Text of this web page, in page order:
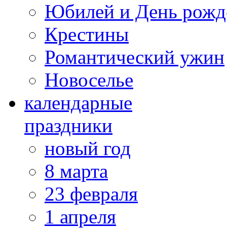
Юбилей и День
Крестины
Романтический ужин
Новоселье
календарные
праздники
новый год
8 марта
23 февраля
1 апреля